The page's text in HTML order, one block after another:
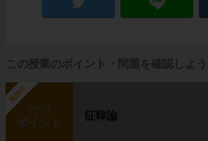
この授業のポイント・問題を確認しよう
勉強中
ポイント
征韓論